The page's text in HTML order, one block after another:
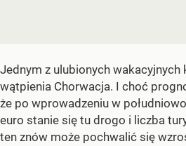
Jednym z ulubionych
wątpienia Chorwacja. I choć
że po wprowadzeniu w
euro stanie się tu drogo i liczba
ten znów może pochwalić się